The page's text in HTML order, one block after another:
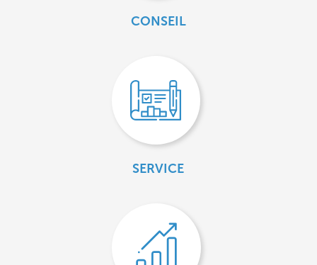
CONSEIL
SERVICE